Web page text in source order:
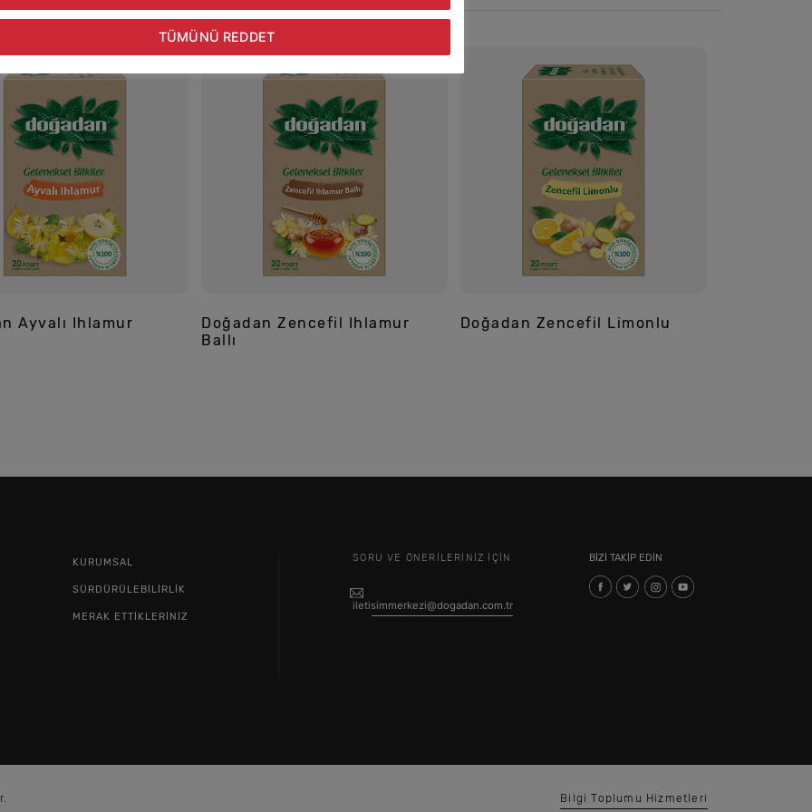
Ayvalı Ihlamur
Doğadan Zencefil Ihlamur
Ballı
Doğadan Zencefil Limonlu
KURUMSAL
SÜRDÜRÜLEBİLİRLİK
MERAK ETTİKLERİNİZ
BIZI TAKIP EDIN
SORU VE ÖNERİLERİNİZ İÇİN
iletisimmerkezi@dogadan.com.tr
Bilgi Toplumu Hizmetleri
TÜMÜNÜ REDDET